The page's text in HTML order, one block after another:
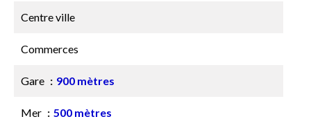
Centre ville
Commerces
Gare 900 mètres
Mer 500 mètres